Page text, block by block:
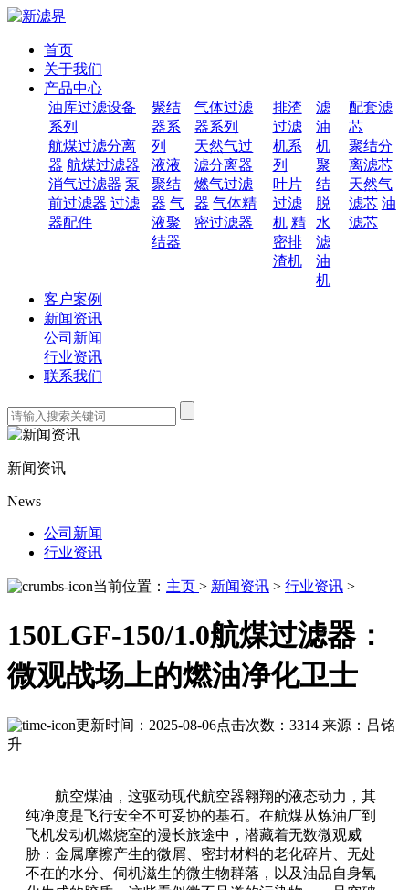
首页
关于我们
产品中心
油库过滤设备
系列
航煤过滤分离
器 航煤过滤器
消气过滤器 泵
前过滤器 过滤
器配件
聚结
器系
列
液液
聚结
器 气
液聚
结器
气体过滤
器系列
天然气过
滤分离器
燃气过滤
器 气体精
密过滤器
排渣
过滤
机系
列
叶片
过滤
机 精
密排
渣机
滤
油
机
聚
结
脱
水
滤
油
机
配套滤
芯
聚结分
离滤芯
天然气
滤芯 油
滤芯
客户案例
新闻资讯
公司新闻
行业资讯
联系我们
新闻资讯
News
公司新闻
行业资讯
当前位置： 主页 > 新闻资讯 > 行业资讯 >
150LGF-150/1.0航煤过滤器：
微观战场上的燃油净化卫士
更新时间：2025-08-06点击次数：3314 来源：吕铭
升
航空煤油，这驱动现代航空器翱翔的液态动力，其
纯净度是飞行安全不可妥协的基石。在航煤从炼油厂到
飞机发动机燃烧室的漫长旅途中，潜藏着无数微观威
胁：金属摩擦产生的微屑、密封材料的老化碎片、无处
不在的水分、伺机滋生的微生物群落，以及油品自身氧